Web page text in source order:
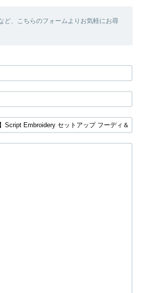
ど、こちらのフォームよりお気軽にお尋